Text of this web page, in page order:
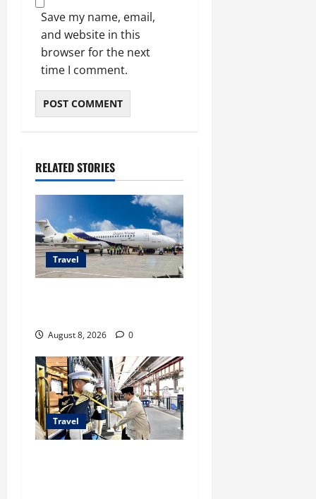
Save my name, email,
and website in this
browser for the next
time I comment.
RELATED STORIES
Travel
August 8, 2026 0
Travel